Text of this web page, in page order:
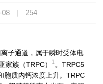
08 | 254
子通道，属于瞬时受体电
家族（TRPC）
1。TRPC5
胞质内钙浓度上升。TRPC